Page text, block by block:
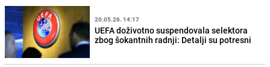
20.05.26. 14:17
UEFA doživotno suspendovala selektora
zbog šokantnih radnji: Detalji su potresni